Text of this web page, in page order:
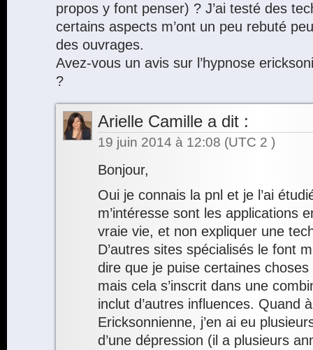
propos y font penser) ? J’ai testé des
certains aspects m’ont un peu rebuté
des ouvrages.
Avez-vous un avis sur l’hypnose
?
Arielle Camille a dit :
19 juin 2014 à 12:08 (UTC 2 )
Bonjour,
Oui je connais la pnl et je l’ai
m’intéresse sont les applications
vraie vie, et non expliquer une
D’autres sites spécialisés le font
dire que je puise certaines
mais cela s’inscrit dans une
inclut d’autres influences. Quand
Ericksonnienne, j’en ai eu
d’une dépression (il a plusieurs